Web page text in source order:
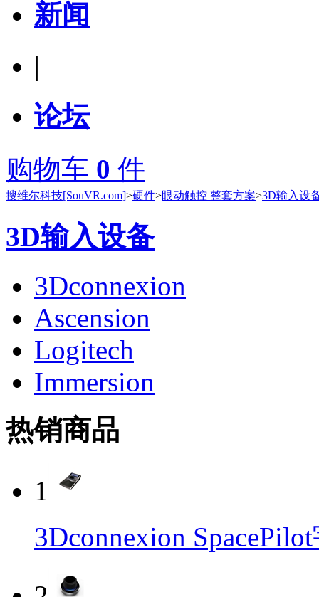
新闻
|
论坛
购物车 0 件
搜维尔科技[SouVR.com]>硬件>眼动触控 整套方案>3D输入设
3D输入设备
3Dconnexion
Ascension
Logitech
Immersion
热销商品
1
3Dconnexion